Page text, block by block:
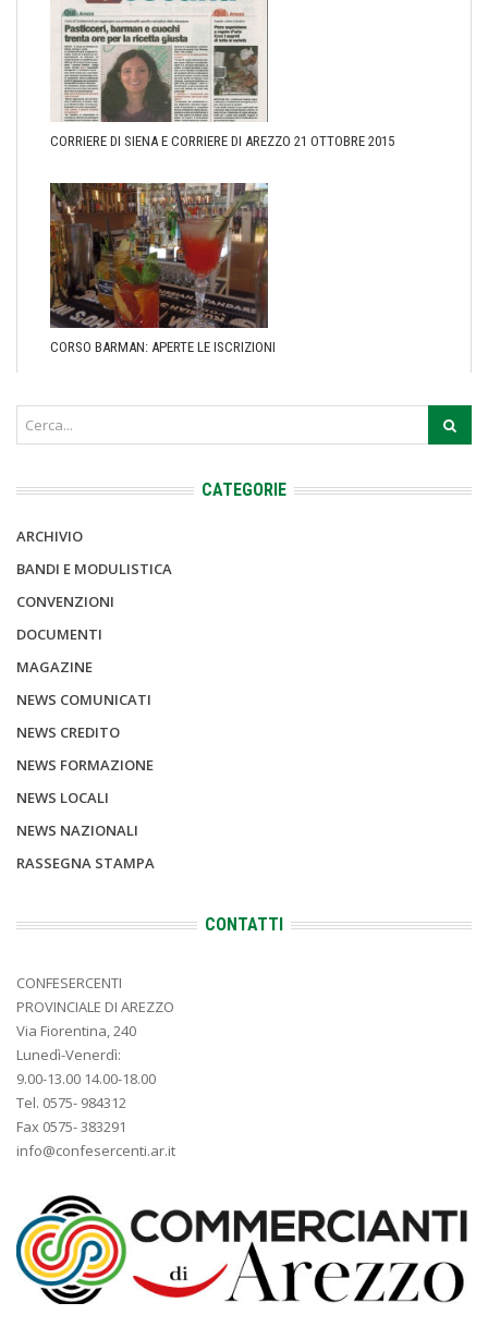
CORRIERE DI SIENA E CORRIERE DI AREZZO 21 OTTOBRE 2015
CORSO BARMAN: APERTE LE ISCRIZIONI
CATEGORIE
ARCHIVIO
BANDI E MODULISTICA
CONVENZIONI
DOCUMENTI
MAGAZINE
NEWS COMUNICATI
NEWS CREDITO
NEWS FORMAZIONE
NEWS LOCALI
NEWS NAZIONALI
RASSEGNA STAMPA
CONTATTI
CONFESERCENTI
PROVINCIALE DI AREZZO
Via Fiorentina, 240
Lunedì-Venerdì:
9.00-13.00 14.00-18.00
Tel. 0575- 984312
Fax 0575- 383291
info@confesercenti.ar.it